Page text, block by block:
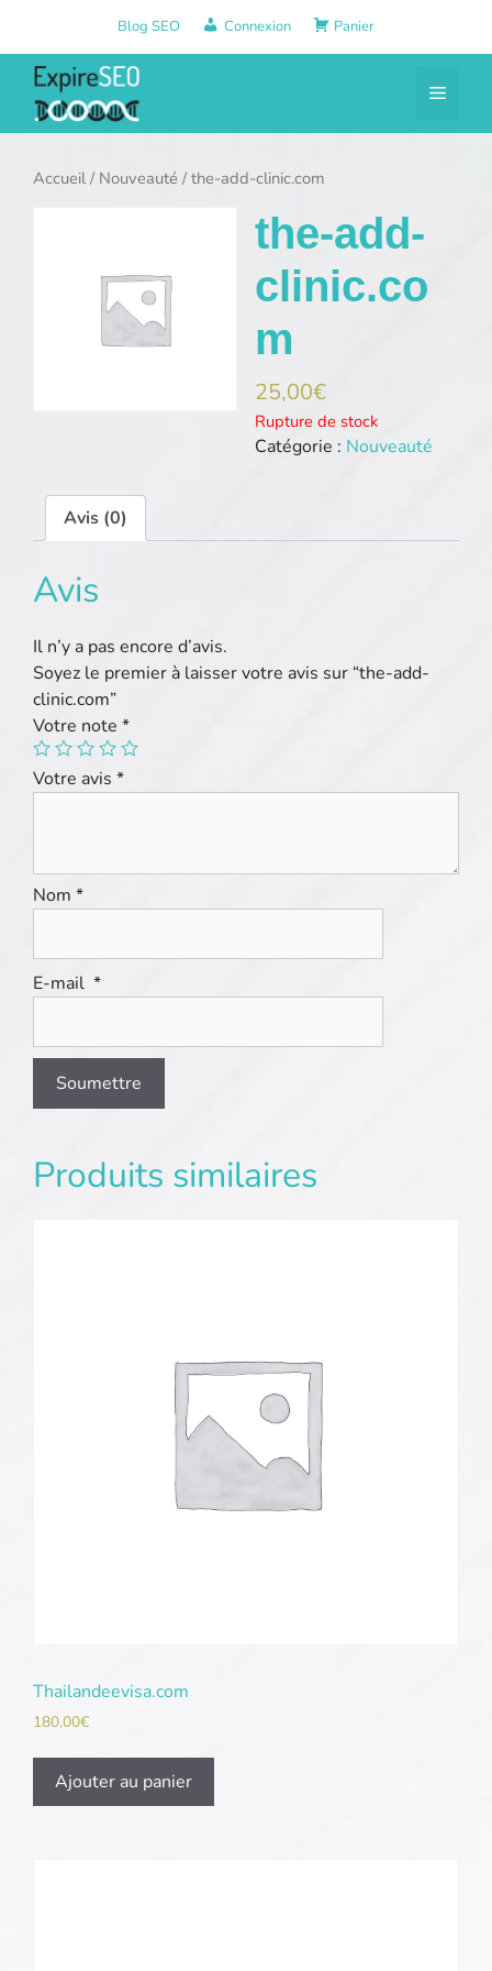
contenu
Blog SEO Connexion Panier
Menu
Accueil/ Nouveauté / the-add-clinic.com
the-add-
clinic.co
m
25,00€
Rupture de stock
Catégorie : Nouveauté
Avis (0)
Avis
Il n’y a pas encore d’avis.
Soyez le premier à laisser votre avis sur “the-add-
clinic.com”
Votre note *
Votre avis *
Nom *
E-mail *
Produits similaires
Thailandeevisa.com
180,00€
Ajouter au panier